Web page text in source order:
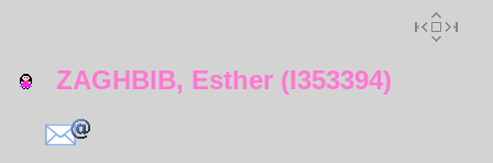
ZAGHBIB, Esther (I353394)